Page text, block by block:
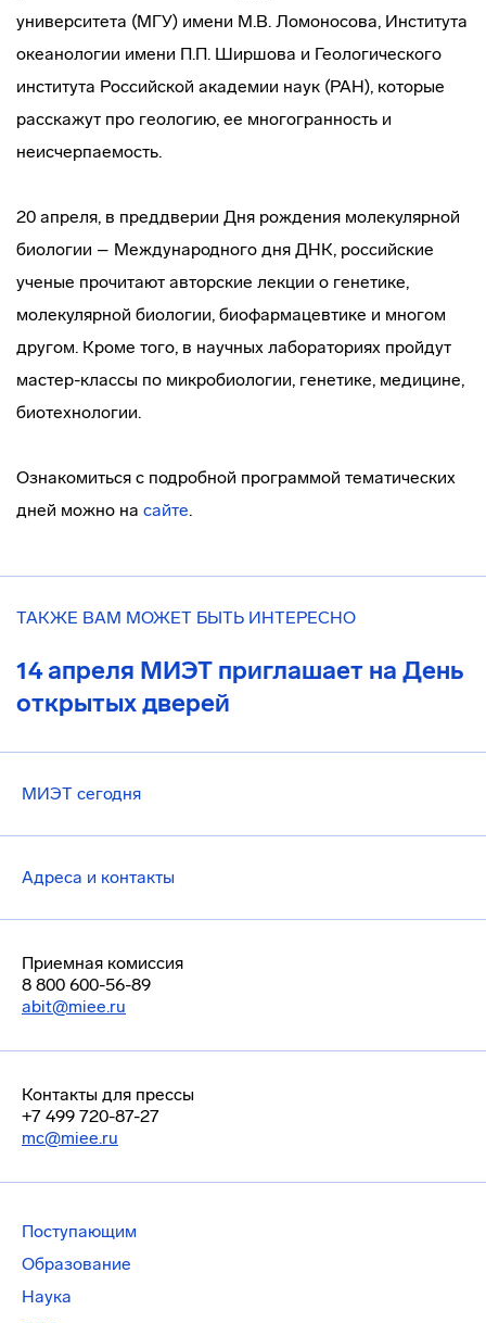
университета (МГУ) имени М.В. Ломоносова, Института
океанологии имени П.П. Ширшова и Геологического
института Российской академии наук (РАН), которые
расскажут про геологию, ее многогранность и
неисчерпаемость.
20 апреля, в преддверии Дня рождения молекулярной
биологии – Международного дня ДНК, российские
ученые прочитают авторские лекции о генетике,
молекулярной биологии, биофармацевтике и многом
другом. Кроме того, в научных лабораториях пройдут
мастер-классы по микробиологии, генетике, медицине,
биотехнологии.
Ознакомиться с подробной программой тематических
дней можно на сайте.
ТАКЖЕ ВАМ МОЖЕТ БЫТЬ ИНТЕРЕСНО
14 апреля МИЭТ приглашает на День
открытых дверей
МИЭТ сегодня
Адреса и контакты
Приемная комиссия
8 800 600-56-89
abit@miee.ru
Контакты для прессы
+7 499 720-87-27
mc@miee.ru
Поступающим
Образование
Наука